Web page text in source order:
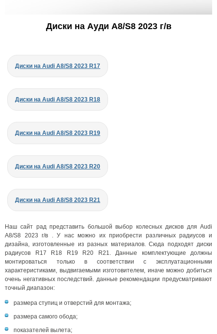
Диски на Ауди A8/S8 2023 г/в
Диски на Audi A8/S8 2023 R17
Диски на Audi A8/S8 2023 R18
Диски на Audi A8/S8 2023 R19
Диски на Audi A8/S8 2023 R20
Диски на Audi A8/S8 2023 R21
Наш сайт рад представить большой выбор колесных дисков для Audi
A8/S8 2023 г/в . У нас можно их приобрести различных радиусов и
дизайна, изготовленные из разных материалов. Сюда подходят диски
радиусов R17 R18 R19 R20 R21. Данные комплектующие должны
монтироваться только в соответствии с эксплуатационными
характеристиками, выдвигаемыми изготовителем, иначе можно добиться
очень негативных последствий. данные рекомендации предусматривают
точный диапазон:
размера ступиц и отверстий для монтажа;
размера самого обода;
показателей вылета;